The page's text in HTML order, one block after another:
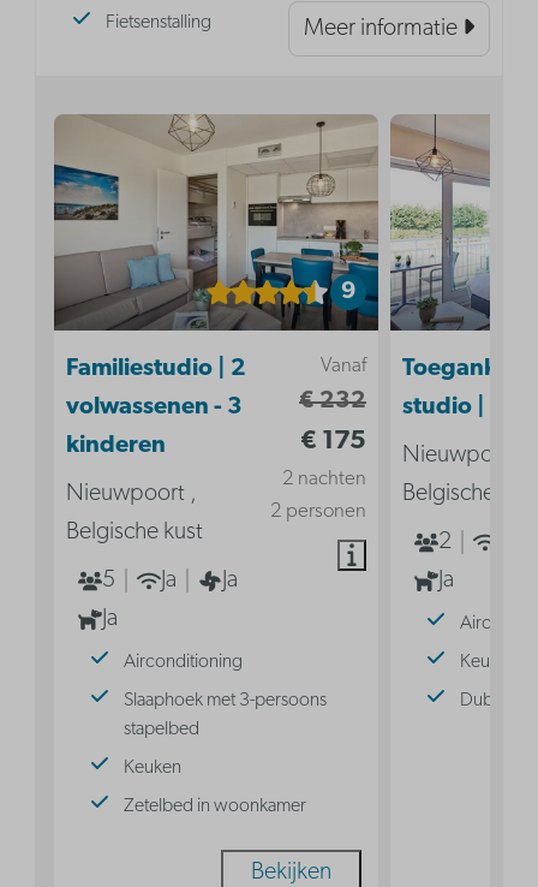
Fietsenstalling
Meer informatie
9
Vanaf
€ 232
€ 175
2 nachten
2 personen
Familiestudio | 2
volwassenen - 3
kinderen
Nieuwpoort ,
Belgische kust
5
Ja
Ja
Ja
Airconditioning
Slaaphoek met 3-persoons
stapelbed
Keuken
Zetelbed in woonkamer
Bekijken
studio | 2p
Nieuwpoort ,
Belgische
2
Ja
Keuken
Dubbel